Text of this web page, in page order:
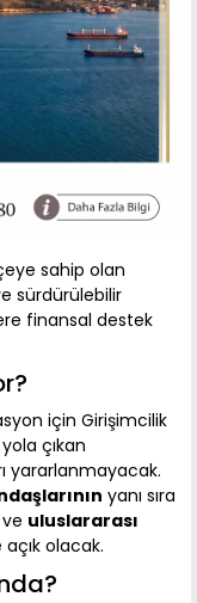
sahip olan
sürdürülebilir
finansal destek
için Girişimcilik
çıkan
yararlanmayacak.
yanı sıra
ve uluslararası
açık olacak.